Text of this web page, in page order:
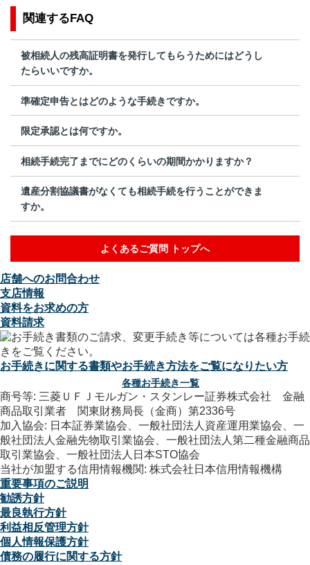
関連するFAQ
被相続人の残高証明書を発行してもらうためにはどうし
たらいいですか。
準確定申告とはどのような手続きですか。
限定承認とは何ですか。
相続手続完了までにどのくらいの期間かかりますか？
遺産分割協議書がなくても相続手続を行うことができま
すか。
よくあるご質問 トップへ
店舗へのお問合わせ
支店情報
資料をお求めの方
資料請求
お手続きに関する書類やお手続き方法をご覧になりたい方
各種お手続き一覧
商号等: 三菱ＵＦＪモルガン・スタンレー証券株式会社 金融
商品取引業者 関東財務局長（金商）第2336号
加入協会: 日本証券業協会、一般社団法人資産運用業協会、一
般社団法人金融先物取引業協会、一般社団法人第二種金融商品
取引業協会、一般社団法人日本STO協会
当社が加盟する信用情報機関: 株式会社日本信用情報機構
重要事項のご説明
勧誘方針
最良執行方針
利益相反管理方針
個人情報保護方針
債務の履行に関する方針